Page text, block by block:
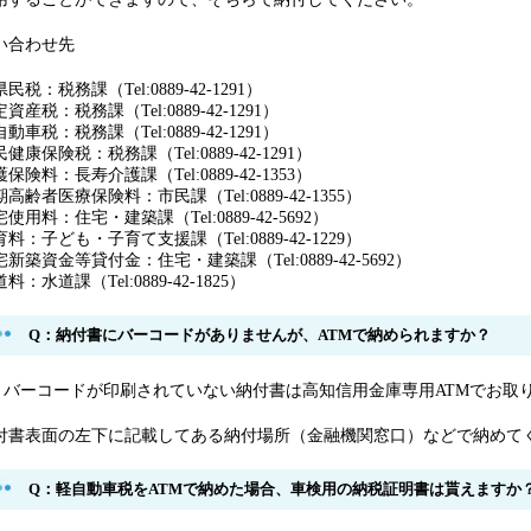
合わせ先
民税：税務課（Tel:0889-42-1291）
資産税：税務課（Tel:0889-42-1291）
動車税：税務課（Tel:0889-42-1291）
健康保険税：税務課（Tel:0889-42-1291）
保険料：長寿介護課（Tel:0889-42-1353）
高齢者医療保険料：市民課（Tel:0889-42-1355）
使用料：住宅・建築課（Tel:0889-42-5692）
料：子ども・子育て支援課（Tel:0889-42-1229）
新築資金等貸付金：住宅・建築課（Tel:0889-42-5692）
料：水道課（Tel:0889-42-1825）
Q：納付書にバーコードがありませんが、ATMで納められますか？
バーコードが印刷されていない納付書は高知信用金庫専用ATMでお取
書表面の左下に記載してある納付場所（金融機関窓口）などで納めて
Q：軽自動車税をATMで納めた場合、車検用の納税証明書は貰えますか